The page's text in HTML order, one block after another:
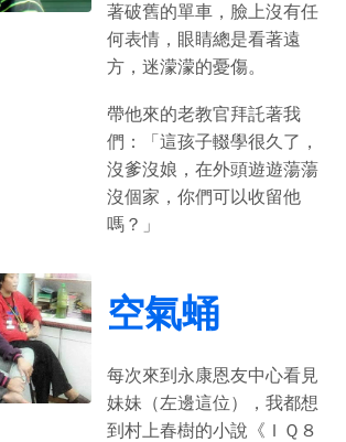
著破舊的單車，臉上沒有任
何表情，眼睛總是看著遠
方，迷濛濛的憂傷。
帶他來的老教官拜託著我
們：「這孩子輟學很久了，
沒爹沒娘，在外頭遊遊蕩蕩
沒個家，你們可以收留他
嗎？」
空氣蛹
每次來到永康恩友中心看見
妹妹（左邊這位），我都想
到村上春樹的小說《ＩＱ８